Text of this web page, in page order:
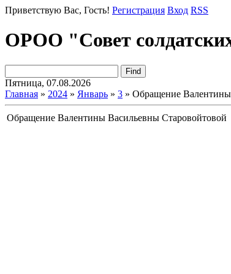
Приветствую Вас, Гость! Регистрация Вход RSS
ОРОО "Совет
Пятница, 07.08.2026
Главная » 2024 » Январь » 3 » Обращение
Обращение Валентины Васильевны Старовойтовой